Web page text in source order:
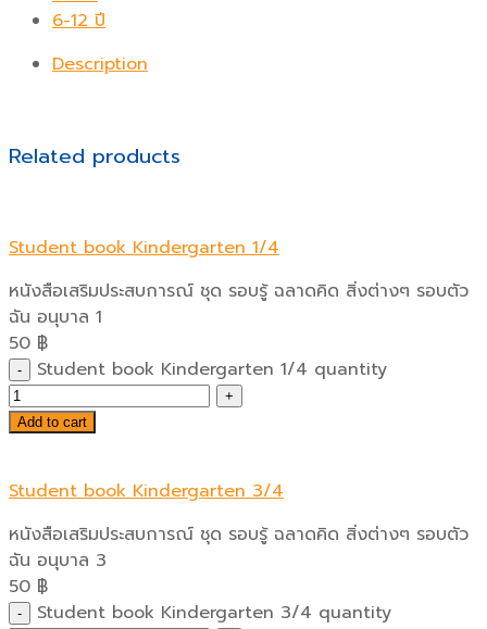
6-12 ปี
Description
Related products
Student book Kindergarten 1/4
หนังสือเสริมประสบการณ์ ชุด รอบรู้ ฉลาดคิด สิ่งต่างๆ รอบตัว
ฉัน อนุบาล 1
50 ฿
Student book Kindergarten 1/4 quantity
Add to cart
Student book Kindergarten 3/4
หนังสือเสริมประสบการณ์ ชุด รอบรู้ ฉลาดคิด สิ่งต่างๆ รอบตัว
ฉัน อนุบาล 3
50 ฿
Student book Kindergarten 3/4 quantity